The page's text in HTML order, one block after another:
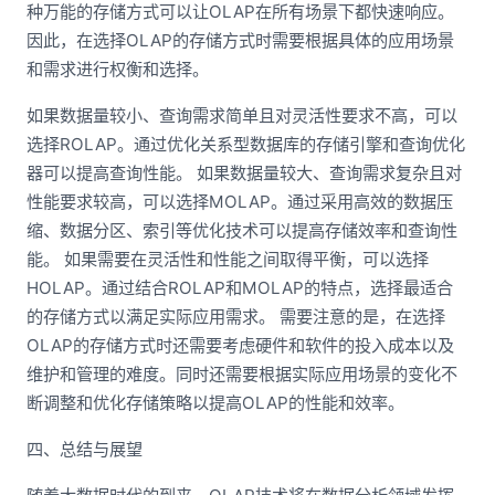
种万能的存储方式可以让OLAP在所有场景下都快速响应。
因此，在选择OLAP的存储方式时需要根据具体的应用场景
和需求进行权衡和选择。
如果数据量较小、查询需求简单且对灵活性要求不高，可以
选择ROLAP。通过优化关系型数据库的存储引擎和查询优化
器可以提高查询性能。 如果数据量较大、查询需求复杂且对
性能要求较高，可以选择MOLAP。通过采用高效的数据压
缩、数据分区、索引等优化技术可以提高存储效率和查询性
能。 如果需要在灵活性和性能之间取得平衡，可以选择
HOLAP。通过结合ROLAP和MOLAP的特点，选择最适合
的存储方式以满足实际应用需求。 需要注意的是，在选择
OLAP的存储方式时还需要考虑硬件和软件的投入成本以及
维护和管理的难度。同时还需要根据实际应用场景的变化不
断调整和优化存储策略以提高OLAP的性能和效率。
四、总结与展望